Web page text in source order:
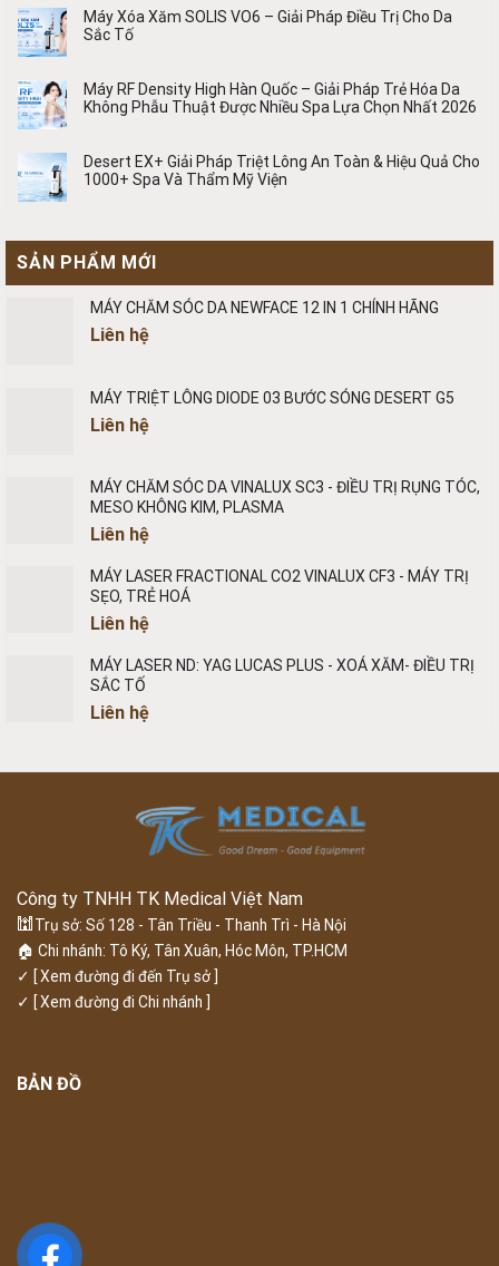
Máy Xóa Xăm SOLIS VO6 – Giải Pháp Điều Trị Cho Da
Sắc Tố
Máy RF Density High Hàn Quốc – Giải Pháp Trẻ Hóa Da
Không Phẫu Thuật Được Nhiều Spa Lựa Chọn Nhất 2026
Desert EX+ Giải Pháp Triệt Lông An Toàn & Hiệu Quả Cho
1000+ Spa Và Thẩm Mỹ Viện
SẢN PHẨM MỚI
MÁY CHĂM SÓC DA NEWFACE 12 IN 1 CHÍNH HÃNG
Liên hệ
MÁY TRIỆT LÔNG DIODE 03 BƯỚC SÓNG DESERT G5
Liên hệ
MÁY CHĂM SÓC DA VINALUX SC3 - ĐIỀU TRỊ RỤNG TÓC,
MESO KHÔNG KIM, PLASMA
Liên hệ
MÁY LASER FRACTIONAL CO2 VINALUX CF3 - MÁY TRỊ
SẸO, TRẺ HOÁ
Liên hệ
MÁY LASER ND: YAG LUCAS PLUS - XOÁ XĂM- ĐIỀU TRỊ
SẮC TỐ
Liên hệ
Công ty TNHH TK Medical Việt Nam
🕍 Trụ sở: Số 128 - Tân Triều - Thanh Trì - Hà Nội
🏠 Chi nhánh: Tô Ký, Tân Xuân, Hóc Môn, TP.HCM
✓ [ Xem đường đi đến Trụ sở ]
✓ [ Xem đường đi Chi nhánh ]
BẢN ĐỒ